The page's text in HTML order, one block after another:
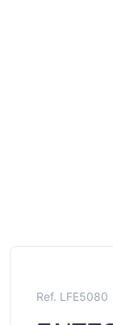
Ref. LFE5080